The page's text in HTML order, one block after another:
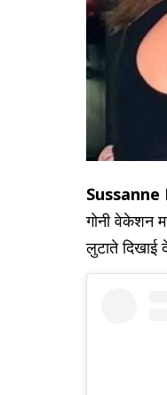
गोनी वेकेशन
लुटाते